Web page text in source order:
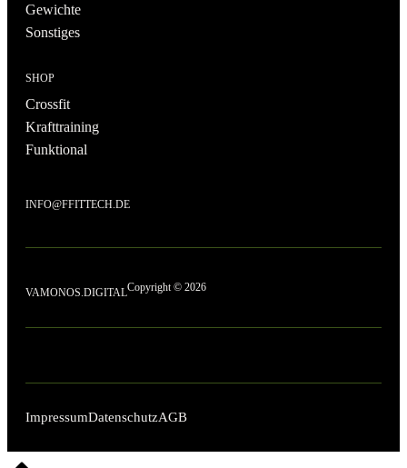
Gewichte
Sonstiges
SHOP
Crossfit
Krafttraining
Funktional
INFO@FFITTECH.DE
VAMONOS.DIGITALCopyright © 2026
ImpressumDatenschutzAGB